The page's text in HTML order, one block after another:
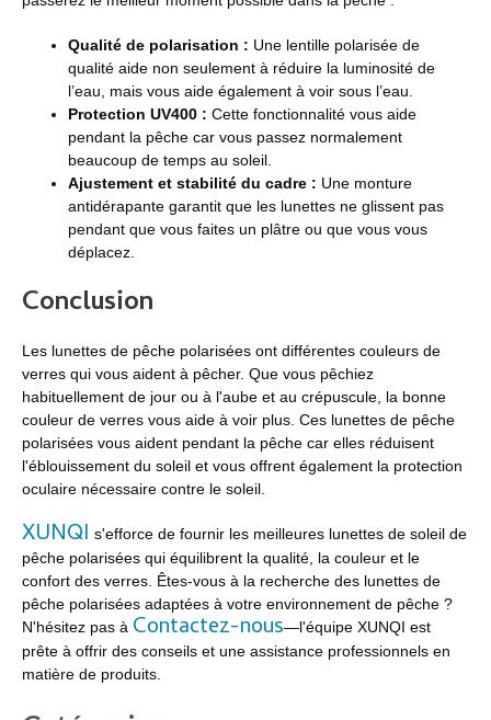
Qualité de polarisation : Une lentille polarisée de
qualité aide non seulement à réduire la luminosité de
l’eau, mais vous aide également à voir sous l’eau.
Protection UV400 : Cette fonctionnalité vous aide
pendant la pêche car vous passez normalement
beaucoup de temps au soleil.
Ajustement et stabilité du cadre : Une monture
antidérapante garantit que les lunettes ne glissent pas
pendant que vous faites un plâtre ou que vous vous
déplacez.
Conclusion
Les lunettes de pêche polarisées ont différentes couleurs de
verres qui vous aident à pêcher. Que vous pêchiez
habituellement de jour ou à l'aube et au crépuscule, la bonne
couleur de verres vous aide à voir plus. Ces lunettes de pêche
polarisées vous aident pendant la pêche car elles réduisent
l'éblouissement du soleil et vous offrent également la protection
oculaire nécessaire contre le soleil.
XUNQI s'efforce de fournir les meilleures lunettes de soleil de
pêche polarisées qui équilibrent la qualité, la couleur et le
confort des verres. Êtes-vous à la recherche des lunettes de
pêche polarisées adaptées à votre environnement de pêche ?
N'hésitez pas à Contactez-nous—l'équipe XUNQI est
prête à offrir des conseils et une assistance professionnels en
matière de produits.